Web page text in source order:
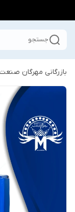
جستجو
بازرگانی مهرگان صنعت